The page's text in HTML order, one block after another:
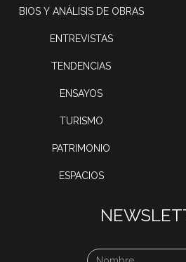
BIOS Y ANÁLISIS DE OBRAS
ENTREVISTAS
TENDENCIAS
ENSAYOS
TURISMO
PATRIMONIO
ESPACIOS